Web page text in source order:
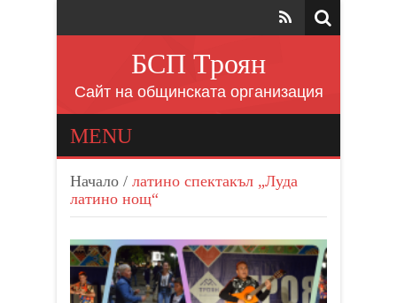
БСП Троян
Сайт на общинската организация
MENU
Начало / латино спектакъл „Луда
латино нощ“